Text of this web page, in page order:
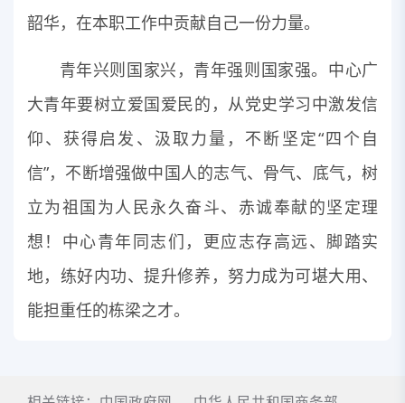
韶华，在本职工作中贡献自己一份力量。
青年兴则国家兴，青年强则国家强。中心广
大青年要树立爱国爱民的，从党史学习中激发信
仰、获得启发、汲取力量，不断坚定“四个自
信”，不断增强做中国人的志气、骨气、底气，树
立为祖国为人民永久奋斗、赤诚奉献的坚定理
想！中心青年同志们，更应志存高远、脚踏实
地，练好内功、提升修养，努力成为可堪大用、
能担重任的栋梁之才。